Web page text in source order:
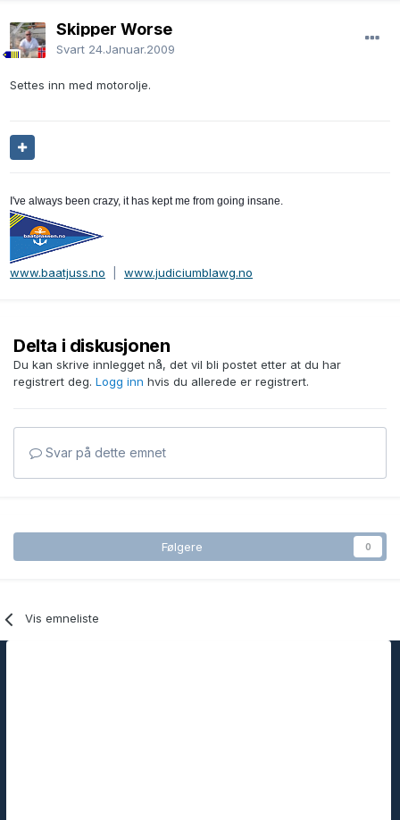
Skipper Worse
Svart 24.Januar.2009
Settes inn med motorolje.
I've always been crazy, it has kept me from going insane.
www.baatjuss.no www.judiciumblawg.no
Delta i diskusjonen
Du kan skrive innlegget nå, det vil bli postet etter at du har
registrert deg. Logg inn hvis du allerede er registrert.
Svar på dette emnet
Følgere 0
Vis emneliste